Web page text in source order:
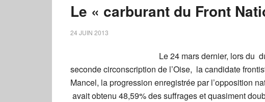
Le « carburant du Front
24 JUIN 2013
Le 24 mars dernier, lors du
seconde circonscription de l’Oise, la candidate
Mancel, la progression enregistrée par l’opposition
avait obtenu 48,59% des suffrages et quasiment